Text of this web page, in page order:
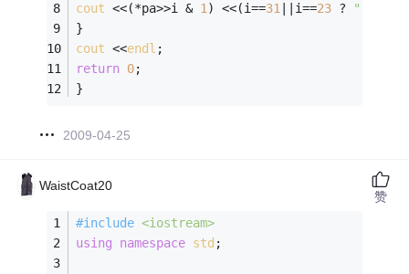
cout <<(*pa>>i & 1) <<(i==31 ||i==23 ? "-"
}
cout <<endl ;
return 0;
}
2009-04-25
WaistCoat20
#include <iostream>
using
namespace std ;
赞